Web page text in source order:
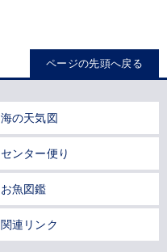
ページの先頭へ戻る
海の天気図
センター便り
お魚図鑑
関連リンク